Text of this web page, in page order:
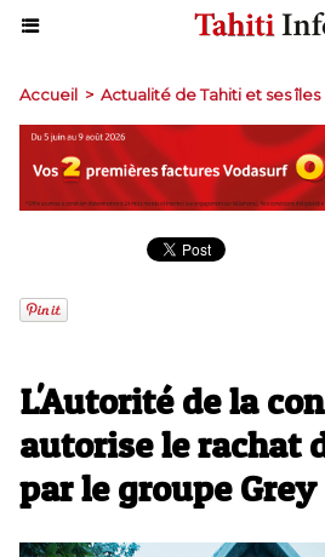
Accueil > Actualité de Tahiti et ses îles
L'Autorité de la
autorise le rachat
par le groupe Grey